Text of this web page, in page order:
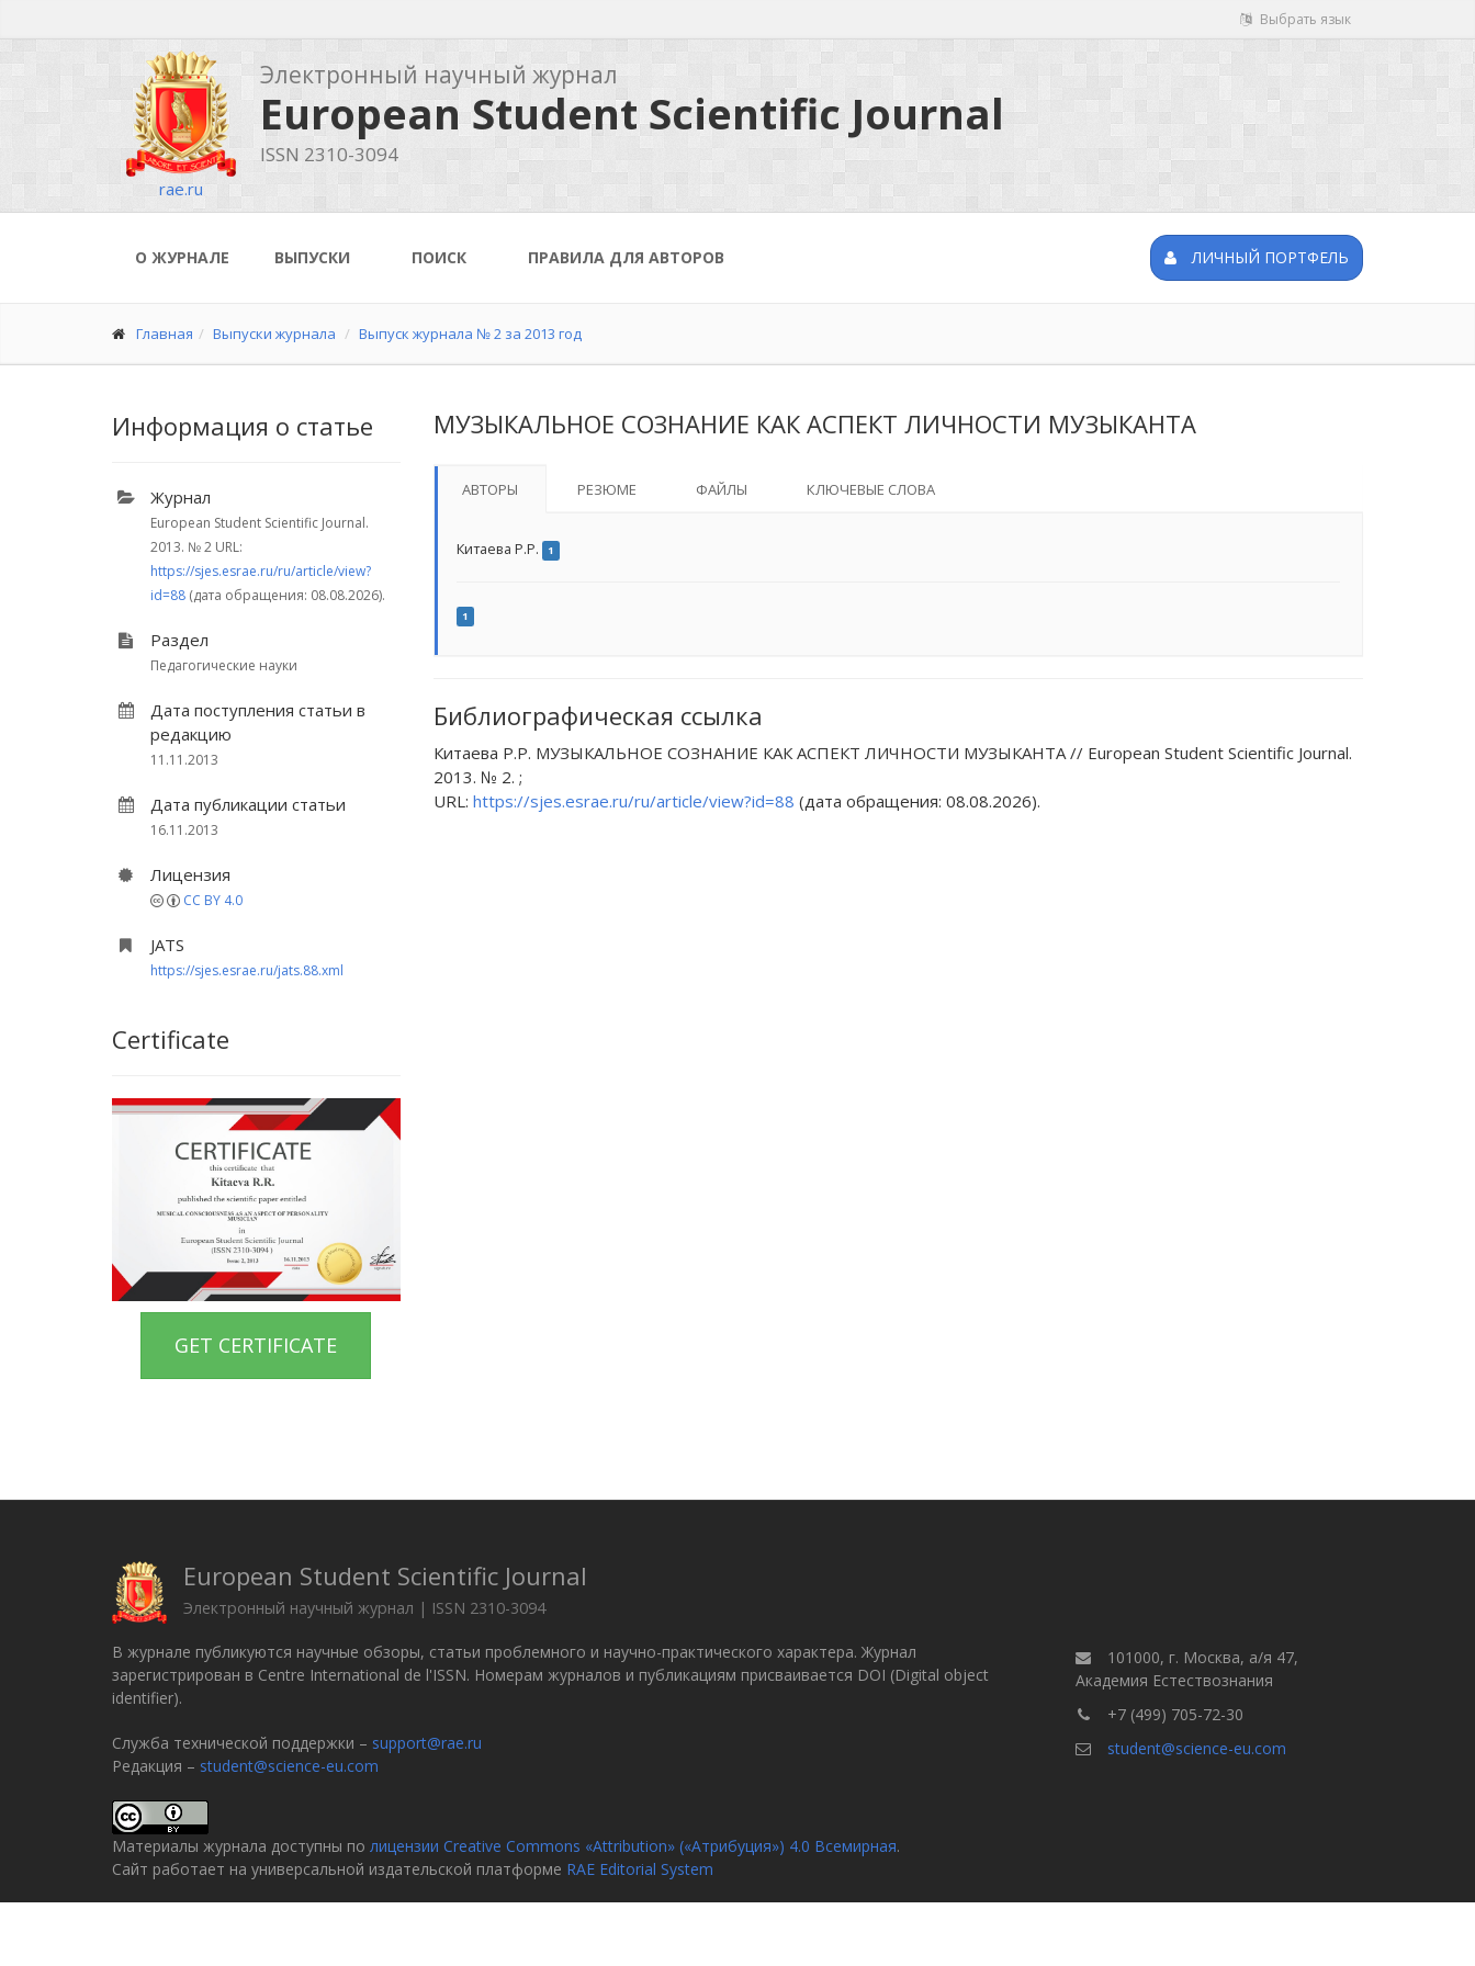
Выбрать язык
rae.ru
Электронный научный журнал
European Student Scientific Journal
ISSN 2310-3094
О ЖУРНАЛЕ ВЫПУСКИ ПОИСК ПРАВИЛА ДЛЯ АВТОРОВ ЛИЧНЫЙ ПОРТФЕЛЬ
Главная Выпуски журнала Выпуск журнала № 2 за 2013 год
Информация о статье
Журнал
European Student Scientific Journal.
2013. № 2 URL:
https://sjes.esrae.ru/ru/article/view?
id=88 (дата обращения: 08.08.2026).
Раздел
Педагогические науки
Дата поступления статьи в
редакцию
11.11.2013
Дата публикации статьи
16.11.2013
Лицензия
CC BY 4.0
JATS
https://sjes.esrae.ru/jats.88.xml
Certificate
GET CERTIFICATE
МУЗЫКАЛЬНОЕ СОЗНАНИЕ КАК АСПЕКТ ЛИЧНОСТИ МУЗЫКАНТА
АВТОРЫ РЕЗЮМЕ ФАЙЛЫ КЛЮЧЕВЫЕ СЛОВА
Китаева Р.Р. 1
1
Библиографическая ссылка
Китаева Р.Р. МУЗЫКАЛЬНОЕ СОЗНАНИЕ КАК АСПЕКТ ЛИЧНОСТИ МУЗЫКАНТА // European Student Scientific Journal.
2013. № 2. ;
URL: https://sjes.esrae.ru/ru/article/view?id=88 (дата обращения: 08.08.2026).
European Student Scientific Journal
Электронный научный журнал | ISSN 2310-3094
В журнале публикуются научные обзоры, статьи проблемного и научно-практического характера. Журнал
зарегистрирован в Centre International de l'ISSN. Номерам журналов и публикациям присваивается DOI (Digital object
identifier).
Служба технической поддержки – support@rae.ru
Редакция – student@science-eu.com
101000, г. Москва, а/я 47,
Академия Естествознания
+7 (499) 705-72-30
student@science-eu.com
Материалы журнала доступны по лицензии Creative Commons «Attribution» («Атрибуция») 4.0 Всемирная.
Сайт работает на универсальной издательской платформе RAE Editorial System